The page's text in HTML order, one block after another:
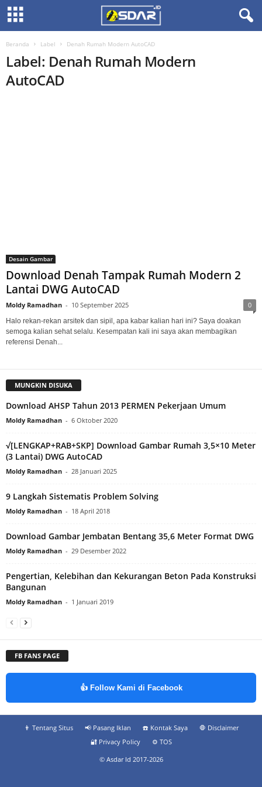
Beranda Label Denah Rumah Modern AutoCAD
Label: Denah Rumah Modern
AutoCAD
Desain Gambar
Download Denah Tampak Rumah Modern 2
Lantai DWG AutoCAD
Moldy Ramadhan - 10 September 2025 0
Halo rekan-rekan arsitek dan sipil, apa kabar kalian hari ini? Saya doakan
semoga kalian sehat selalu. Kesempatan kali ini saya akan membagikan
referensi Denah...
MUNGKIN DISUKA
Download AHSP Tahun 2013 PERMEN Pekerjaan Umum
Moldy Ramadhan - 6 Oktober 2020
√[LENGKAP+RAB+SKP] Download Gambar Rumah 3,5×10 Meter
(3 Lantai) DWG AutoCAD
Moldy Ramadhan - 28 Januari 2025
9 Langkah Sistematis Problem Solving
Moldy Ramadhan - 18 April 2018
Download Gambar Jembatan Bentang 35,6 Meter Format DWG
Moldy Ramadhan - 29 Desember 2022
Pengertian, Kelebihan dan Kekurangan Beton Pada Konstruksi
Bangunan
Moldy Ramadhan - 1 Januari 2019
FB FANS PAGE
👍 Follow Kami di Facebook
👨‍ Tentang Situs 📢 Pasang Iklan ☎️ Kontak Saya
🛑 Disclaimer
🔐 Privacy Policy
⚙️ TOS
© Asdar Id 2017-2026